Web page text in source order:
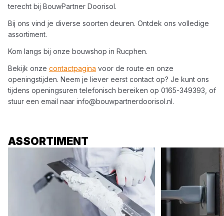
terecht bij BouwPartner Doorisol.
Bij ons vind je diverse soorten deuren. Ontdek ons volledige
assortiment.
Kom langs bij onze bouwshop in Rucphen.
Bekijk onze contactpagina voor de route en onze
openingstijden. Neem je liever eerst contact op? Je kunt ons
tijdens openingsuren telefonisch bereiken op 0165-349393 , of
stuur een email naar info@bouwpartnerdoorisol.nl.
ASSORTIMENT